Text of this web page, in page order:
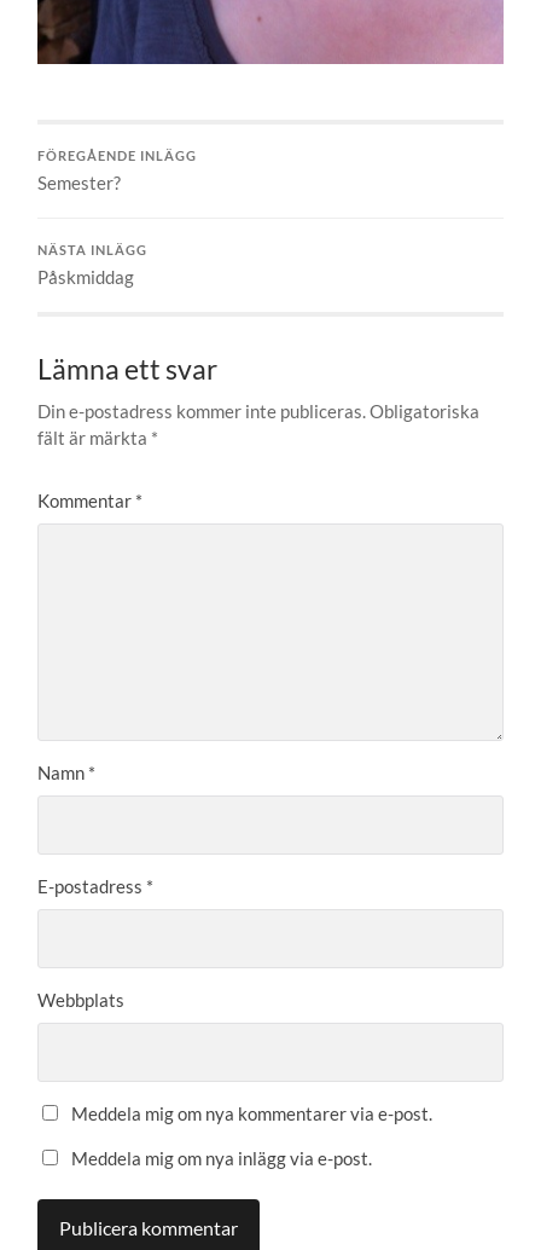
FÖREGÅENDE INLÄGG
Semester?
NÄSTA INLÄGG
Påskmiddag
Lämna ett svar
Din e-postadress kommer inte publiceras.Obligatoriska
fält är märkta *
Kommentar *
Namn *
E-postadress *
Webbplats
Meddela mig om nya kommentarer via e-post.
Meddela mig om nya inlägg via e-post.